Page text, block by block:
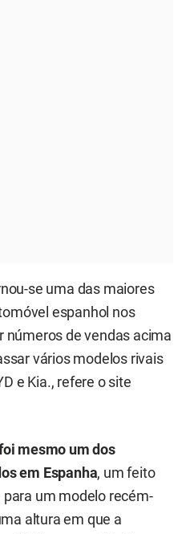
se uma das maiores
espanhol nos
números de vendas acima
vários modelos rivais
e Kia., refere o site
mesmo um dos
em Espanha, um feito
um modelo recém-
altura em que a